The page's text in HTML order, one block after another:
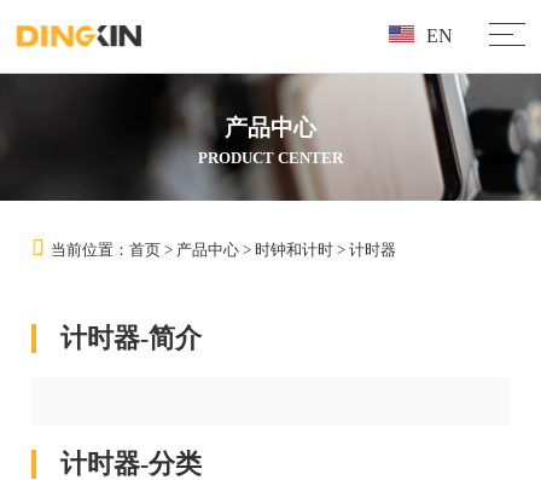
EN
产品中心
PRODUCT CENTER
当前位置：首页 > 产品中心 > 时钟和计时 >计时器
计时器-简介
计时器-分类